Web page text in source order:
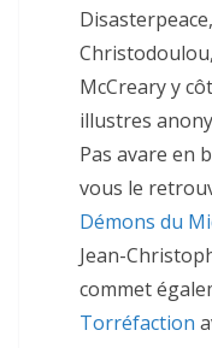
McCreary y
illustres
Pas avare en
vous le
Démons du
Jean-
commet
Torréfaction